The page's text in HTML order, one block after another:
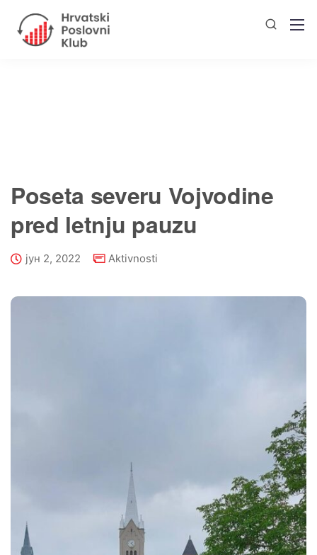
Poseta severu Vojvodine
pred letnju pauzu
јун 2, 2022 Aktivnosti